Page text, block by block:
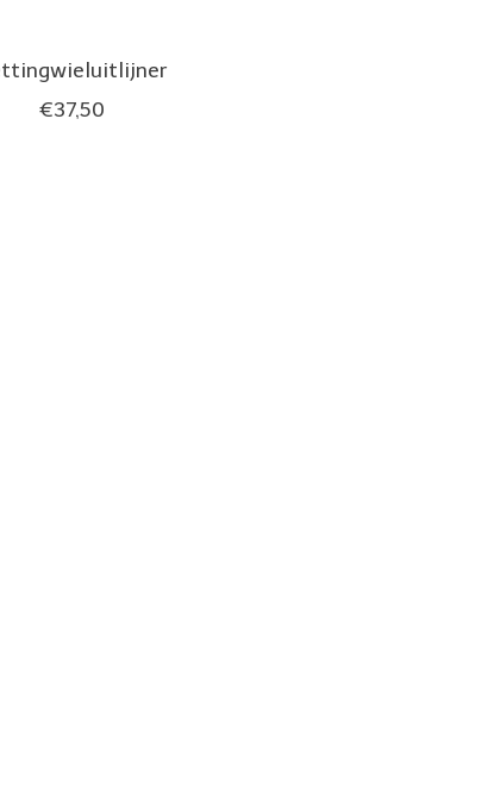
€37,50